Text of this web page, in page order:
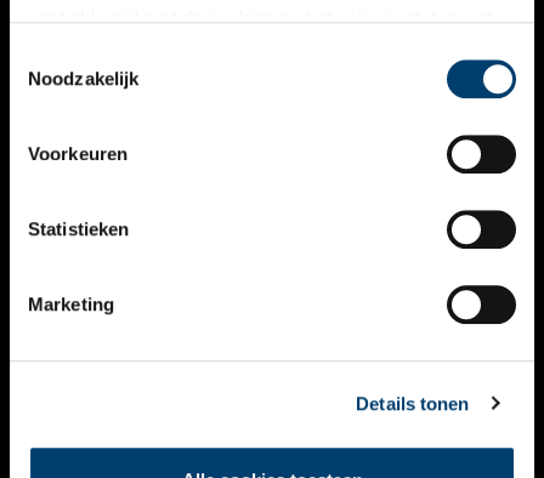
Noodzakelijk
Voorkeuren
Statistieken
Marketing
Details tonen
VERHALEN
KALENDER
THEMA’S
VIDEO’S
CONTACT